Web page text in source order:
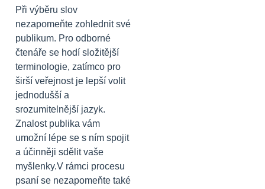
Při výběru slov
nezapomeňte zohlednit své
publikum. Pro odborné
čtenáře se hodí složitější
terminologie, zatímco pro
širší veřejnost je lepší volit
jednodušší a
srozumitelnější jazyk.
Znalost publika vám
umožní lépe se s ním spojit
a účinněji sdělit vaše
myšlenky.V rámci procesu
psaní se nezapomeňte také